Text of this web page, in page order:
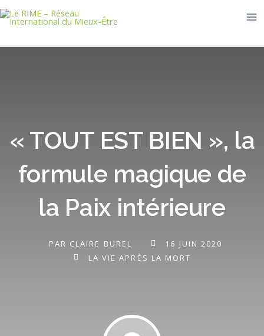
Aller
au
« TOUT EST BIEN », la
formule magique de
la Paix intérieure
PAR CLAIRE BUREL
16 JUIN 2020
LA VIE APRÈS LA MORT